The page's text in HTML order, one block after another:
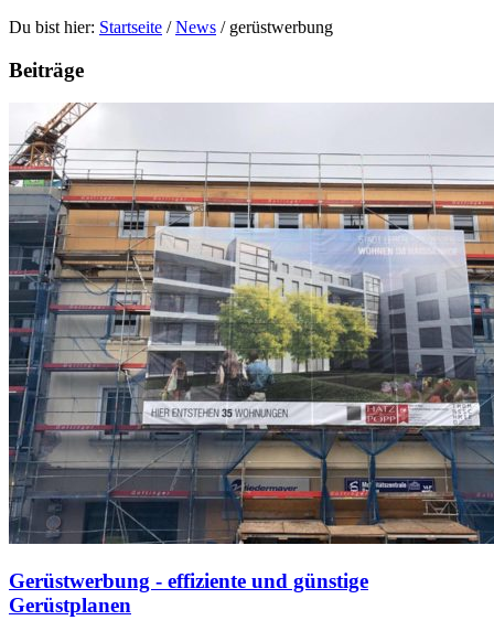
Du bist hier: Startseite / News / gerüstwerbung
Beiträge
Gerüstwerbung - effiziente und günstige
Gerüstplanen